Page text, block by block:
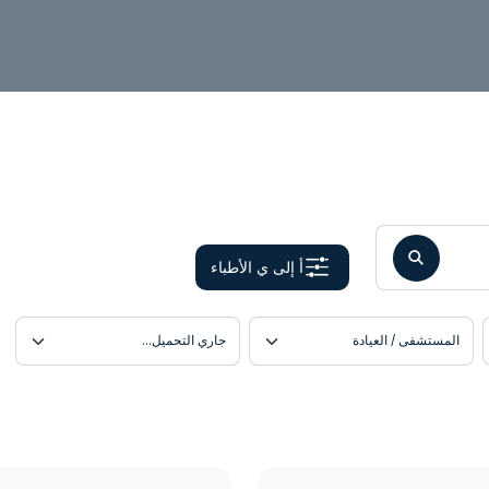
الأمراض الجلدية
الأمراض الجلدية التجميلية
أ إلى ي الأطباء
المستشفى / العيادة اللغة